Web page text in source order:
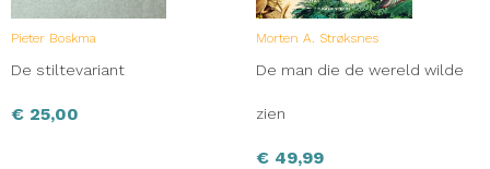
Pieter Boskma
De stiltevariant
€ 25,00
Morten A. Strøksnes
De man die de wereld wilde
zien
€ 49,99